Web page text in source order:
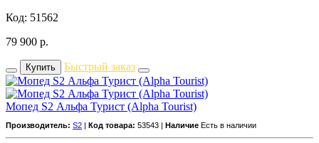
Код: 51562
79 900 р.
Купить Быстрый заказ
Мопед S2 Альфа Турист (Alpha Tourist)
Производитель: S2 | Код товара: 53543 | Наличие Есть в наличии